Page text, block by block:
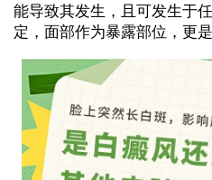
能导致其发生，且可发生于
定，面部作为暴露部位，更